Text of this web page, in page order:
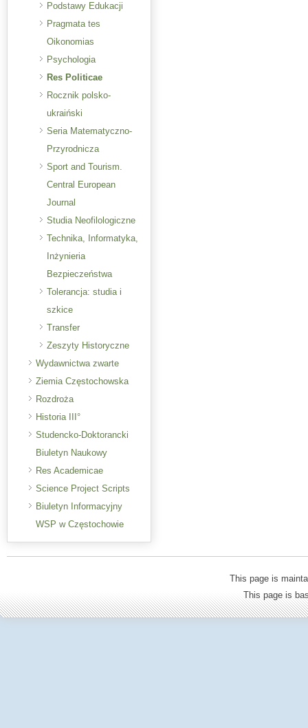
Podstawy Edukacji
Pragmata tes
Oikonomias
Psychologia
Res Politicae
Rocznik polsko-
ukraiński
Seria Matematyczno-
Przyrodnicza
Sport and Tourism.
Central European
Journal
Studia Neofilologiczne
Technika, Informatyka,
Inżynieria
Bezpieczeństwa
Tolerancja: studia i
szkice
Transfer
Zeszyty Historyczne
Wydawnictwa zwarte
Ziemia Częstochowska
Rozdroża
Historia III°
Studencko-Doktorancki
Biuletyn Naukowy
Res Academicae
Science Project Scripts
Biuletyn Informacyjny
WSP w Częstochowie
This page is
This page is